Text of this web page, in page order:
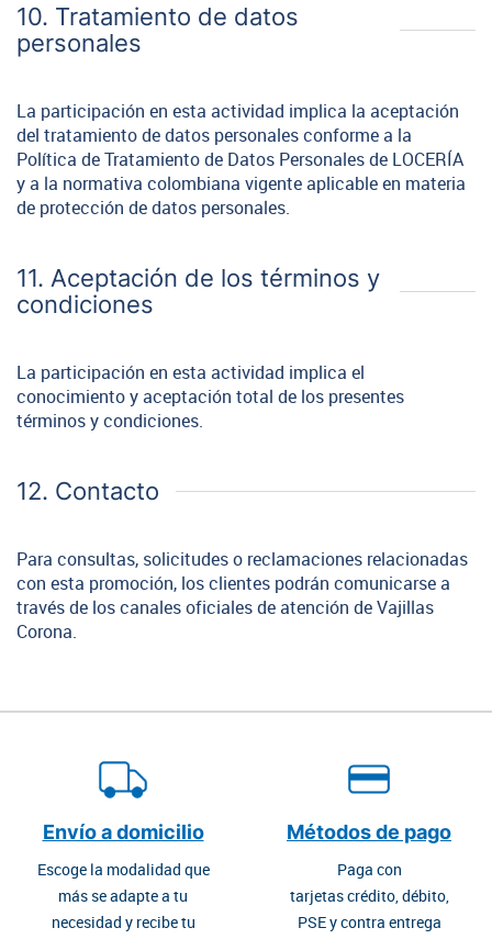
10. Tratamiento de datos
personales
La participación en esta actividad implica la aceptación
del tratamiento de datos personales conforme a la
Política de Tratamiento de Datos Personales de LOCERÍA
y a la normativa colombiana vigente aplicable en materia
de protección de datos personales.
11. Aceptación de los términos y
condiciones
La participación en esta actividad implica el
conocimiento y aceptación total de los presentes
términos y condiciones.
12. Contacto
Para consultas, solicitudes o reclamaciones relacionadas
con esta promoción, los clientes podrán comunicarse a
través de los canales oficiales de atención de Vajillas
Corona.
Envío a domicilio
Escoge la modalidad que
más se adapte a tu
necesidad y recibe tu
Métodos de pago
Paga con
tarjetas crédito, débito,
PSE y contra entrega